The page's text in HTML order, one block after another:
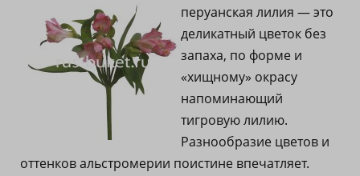
перуанская лилия — это
деликатный цветок без
запаха, по форме и
«хищному» окрасу
напоминающий
тигровую лилию.
Разнообразие цветов и
оттенков альстромерии поистине впечатляет.